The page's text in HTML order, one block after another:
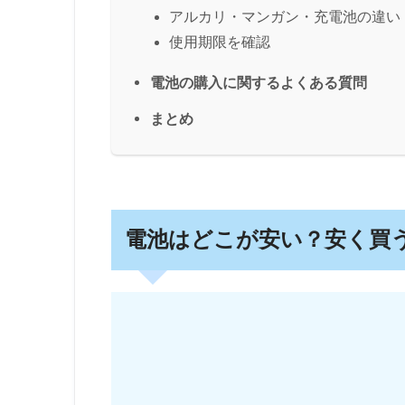
アルカリ・マンガン・充電池の違い
使用期限を確認
電池の購入に関するよくある質問
まとめ
電池はどこが安い？安く買